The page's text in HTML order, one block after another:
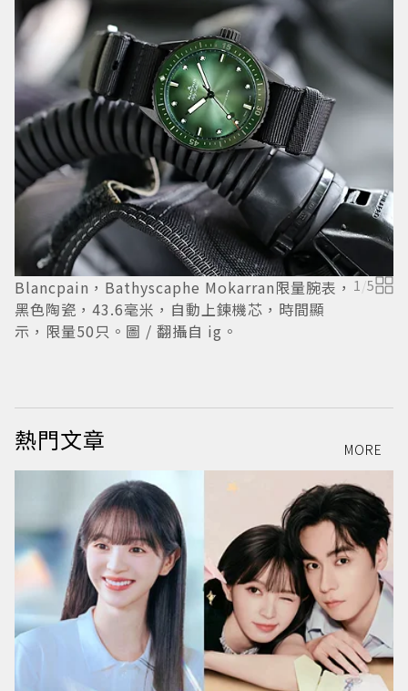
Blancpain，Bathyscaphe Mokarran限量腕表，
黑色陶瓷，43.6毫米，自動上鍊機芯，時間顯
示，限量50只。圖 / 翻攝自 ig。
1/5
熱門文章 MORE